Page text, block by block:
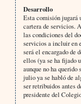
Desarrollo
Esta comisión jugará
cartera de servicios.
las condiciones del
servicios a incluir en
será el encargado de
ellos (ya se ha fijado
aunque no ha querido
julio ya se habló de
ser retribuidos antes
presidente del